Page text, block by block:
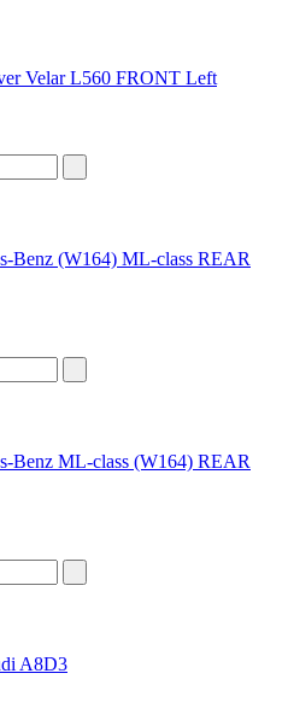
Velar L560 FRONT Left
Benz (W164) ML-class REAR
Benz ML-class (W164) REAR
A8D3